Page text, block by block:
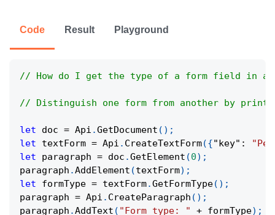
Code Result Playground
// How do I get the type of a form field in a
// Distinguish one form from another by
let doc = Api .GetDocument ( ) ;
let textForm = Api . CreateTextForm({"key" :
let paragraph = doc .GetElement (0) ;
paragraph .AddElement (textForm) ;
let formType = textForm.GetFormType( ) ;
paragraph = Api . CreateParagraph ( ) ;
paragraph .AddText ( "Form type: " + formType) ;